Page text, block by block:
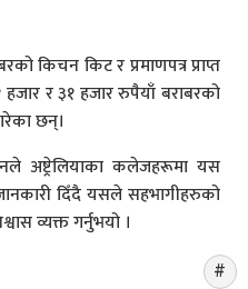
किचन किट र प्रमाणपत्र प्राप्त
हजार र ३१ हजार रुपैयाँ बराबरको
छन्।
अष्ट्रेलियाका कलेजहरूमा यस
दिँदै यसले सहभागीहरुको
व्यक्त गर्नुभयो ।